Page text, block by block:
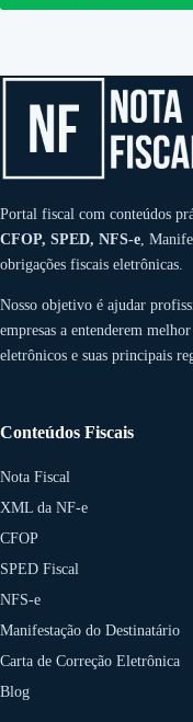
Portal fiscal com conteúdos
CFOP, SPED, NFS-e ,
obrigações fiscais eletrônicas.
Nosso objetivo é ajudar
empresas a entenderem
eletrônicos e suas principais
Conteúdos Fiscais
Nota Fiscal
XML da NF-e
CFOP
SPED Fiscal
NFS-e
Manifestação do Destinatário
Carta de Correção Eletrônica
Blog